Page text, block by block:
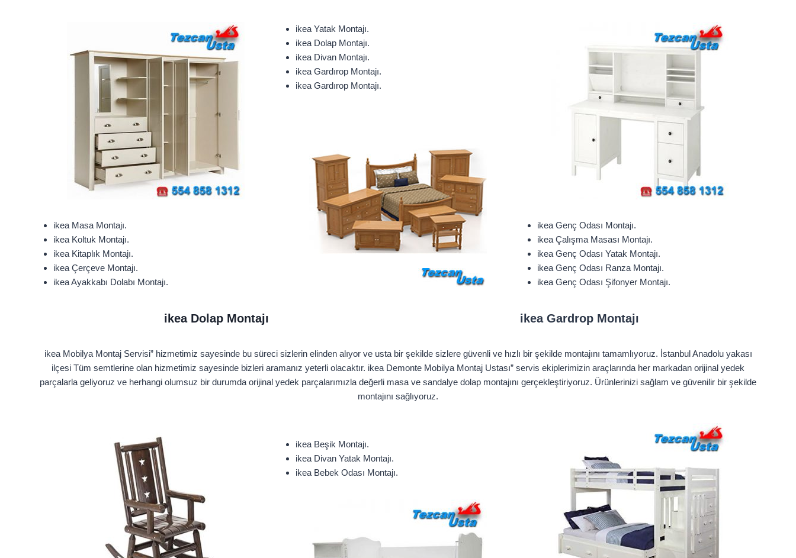
ikea Masa Montajı.
ikea Koltuk Montajı.
ikea Kitaplık Montajı.
ikea Çerçeve Montajı.
ikea Ayakkabı Dolabı Montajı.
ikea Yatak Montajı.
ikea Dolap Montajı.
ikea Divan Montajı.
ikea Gardırop Montajı.
ikea Gardırop Montajı.
ikea Genç Odası Montajı.
ikea Çalışma Masası Montajı.
ikea Genç Odası Yatak Montajı.
ikea Genç Odası Ranza Montajı.
ikea Genç Odası Şifonyer Montajı.
ikea Dolap Montajı ikea Gardrop Montajı
ikea Mobilya Montaj Servisi” hizmetimiz sayesinde bu süreci sizlerin elinden alıyor ve usta bir şekilde sizlere güvenli ve hızlı bir şekilde montajını tamamlıyoruz. İstanbul Anadolu yakası
ilçesi Tüm semtlerine olan hizmetimiz sayesinde bizleri aramanız yeterli olacaktır. ikea Demonte Mobilya Montaj Ustası” servis ekiplerimizin araçlarında her markadan orijinal yedek
parçalarla geliyoruz ve herhangi olumsuz bir durumda orijinal yedek parçalarımızla değerli masa ve sandalye dolap montajını gerçekleştiriyoruz. Ürünlerinizi sağlam ve güvenilir bir şekilde
montajını sağlıyoruz.
ikea Beşik Montajı.
ikea Divan Yatak Montajı.
ikea Bebek Odası Montajı.